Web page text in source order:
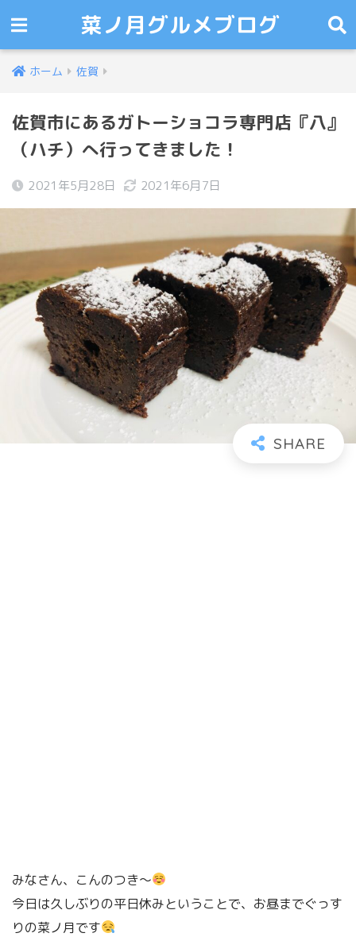
菜ノ月グルメブログ
ホーム 佐賀
佐賀市にあるガトーショコラ専門店『八』
（ハチ）へ行ってきました！
2021年5月28日 2021年6月7日
みなさん、こんのつき〜
今日は久しぶりの平日休みということで、お昼までぐっす
りの菜ノ月です